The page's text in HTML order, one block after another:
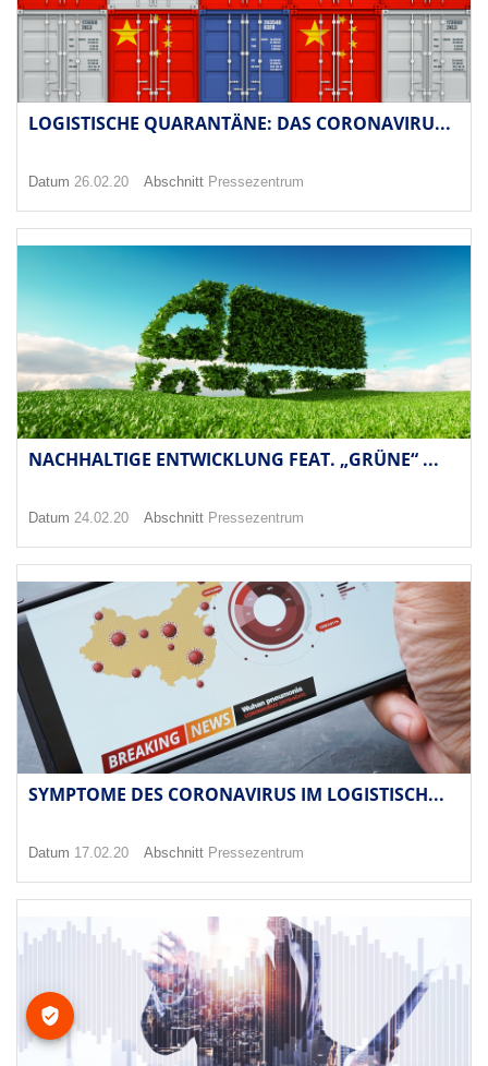
LOGISTISCHE QUARANTÄNE: DAS CORONAVIRU...
Datum 26.02.20 Abschnitt Pressezentrum
NACHHALTIGE ENTWICKLUNG FEAT. „GRÜNE“ ...
Datum 24.02.20 Abschnitt Pressezentrum
SYMPTOME DES CORONAVIRUS IM LOGISTISCH...
Datum 17.02.20 Abschnitt Pressezentrum